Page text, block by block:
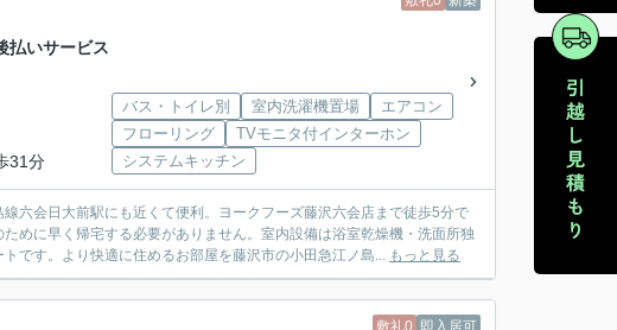
払いサービス
31分
バス・トイレ別 室内洗濯機置場
エアコン
フローリング
TVモニタ付インターホン
システムキッチン
六会日大前駅にも近くて便利。ヨークフーズ藤沢六会店まで徒歩5分で
めに早く帰宅する必要がありません。室内設備は浴室乾燥機・洗面所独
です。より快適に住めるお部屋を藤沢市の小田急江ノ島... もっと見る
敷礼0 即入居可